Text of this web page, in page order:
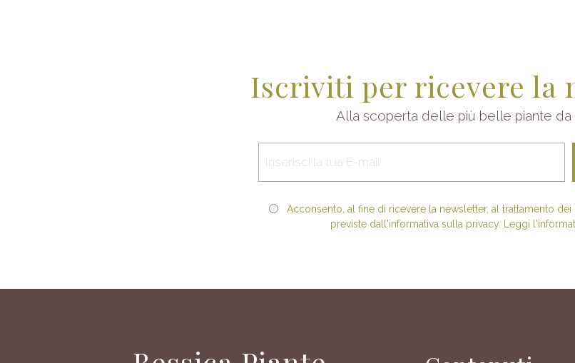
Iscriviti per ricevere la
Alla scoperta delle più belle piante da
Acconsento, al fine di ricevere la newsletter, al trattamento
previste dall'informativa sulla privacy. Leggi